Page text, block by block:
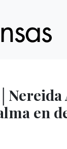
en